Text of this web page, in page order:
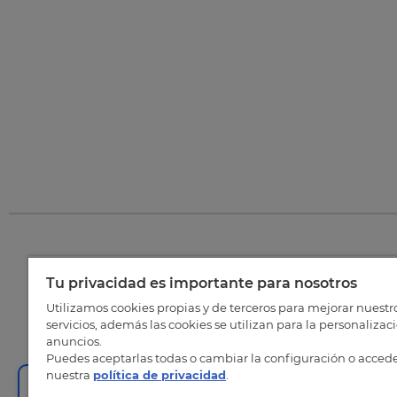
Tu privacidad es importante para nosotros
Utilizamos cookies propias y de terceros para mejorar
servicios, además las cookies se utilizan para la
anuncios.
Puedes aceptarlas todas o cambiar la configuración o
nuestra política de privacidad